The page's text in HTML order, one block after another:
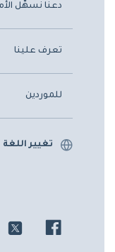
دعنا نسهّل
تعرف علينا
للموردين
تغيير اللغة